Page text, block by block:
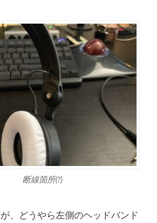
断線箇所(?)
、どうやら左側のヘッドバンド